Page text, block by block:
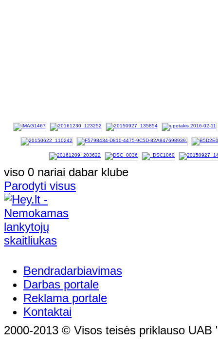
viso 0 nariai dabar klube
Parodyti visus
Bendradarbiavimas
Darbas portale
Reklama portale
Kontaktai
2000-2013 © Visos teisės priklauso UAB